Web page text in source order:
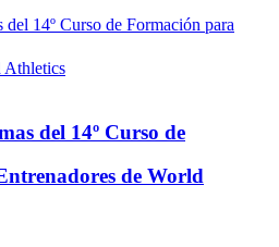
del 14º Curso de
de World